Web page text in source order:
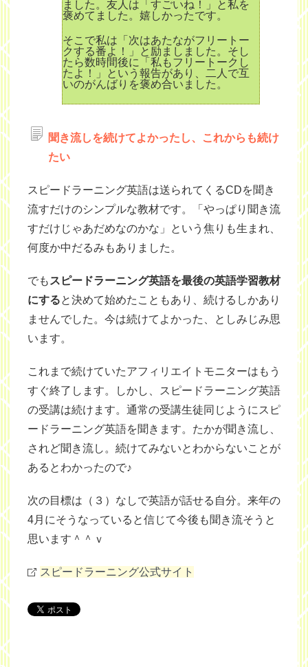
ました。友人は「すごいね！」と私を
褒めてました。嬉しかったです。
そこで私は「次はあたながフリートー
クする番よ！」と励ましました。そし
たら数時間後に「私もフリートークし
たよ！」という報告があり、二人で互
いのがんばりを褒め合いました。
聞き流しを続けてよかったし、これからも続け
たい
スピードラーニング英語は送られてくるCDを聞き
流すだけのシンプルな教材です。「やっぱり聞き流
すだけじゃあだめなのかな」という焦りも生まれ、
何度か中だるみもありました。
でも スピードラーニング英語を最後の英語学習教材
にすると決めて始めたこともあり、続けるしかあり
ませんでした。今は続けてよかった、としみじみ思
います。
これまで続けていたアフィリエイトモニターはもう
すぐ終了します。しかし、スピードラーニング英語
の受講は続けます。通常の受講生徒同じようにスピ
ードラーニング英語を聞きます。たかが聞き流し、
されど聞き流し。続けてみないとわからないことが
あるとわかったので♪
次の目標は（３）なしで英語が話せる自分。来年の
4月にそうなっていると信じて今後も聞き流そうと
思います＾＾ｖ
スピードラーニング公式サイト